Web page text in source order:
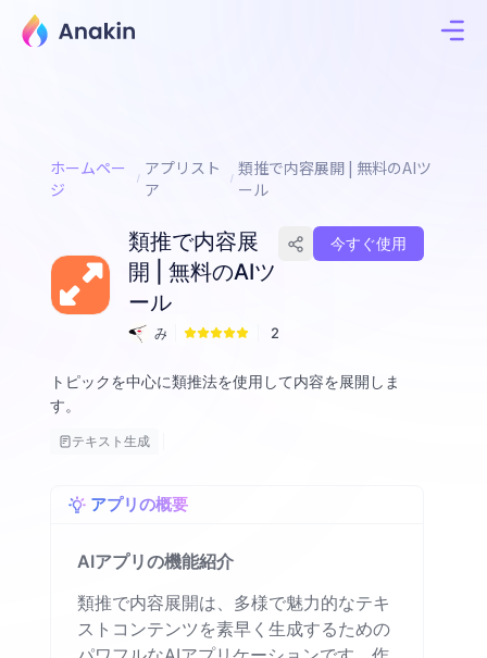
ホームペー
ジ
アプリスト
ア
類推で内容展開 | 無料のAIツ
ール
類推で内容展
開 | 無料のAIツ
ール
み
2
今すぐ使用
トピックを中心に類推法を使用して内容を展開しま
す。
テキスト生成
アプリの概要
AIアプリの機能紹介
類推で内容展開は、多様で魅力的なテキ
ストコンテンツを素早く生成するための